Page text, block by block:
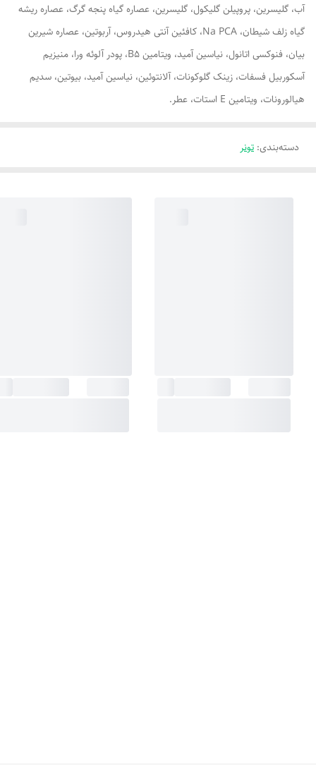
آب، گلیسرین، پروپیلن گلیکول، گلیسرین، عصاره گیاه پنجه گرگ، عصاره ریشه
گیاه زلف شیطان، Na PCA، کافئین آنتی هیدروس، آربوتین، عصاره شیرین
بیان، فنوکسی اتانول، نیاسین آمید، ویتامین B5، پودر آلوئه ورا، منیزیم
آسکوربیل فسفات، زینک گلوکونات، آلانتوئین، نیاسین آمید، بیوتین، سدیم
هیالورونات، ویتامین E استات، عطر.
دسته‌بندی: تونر